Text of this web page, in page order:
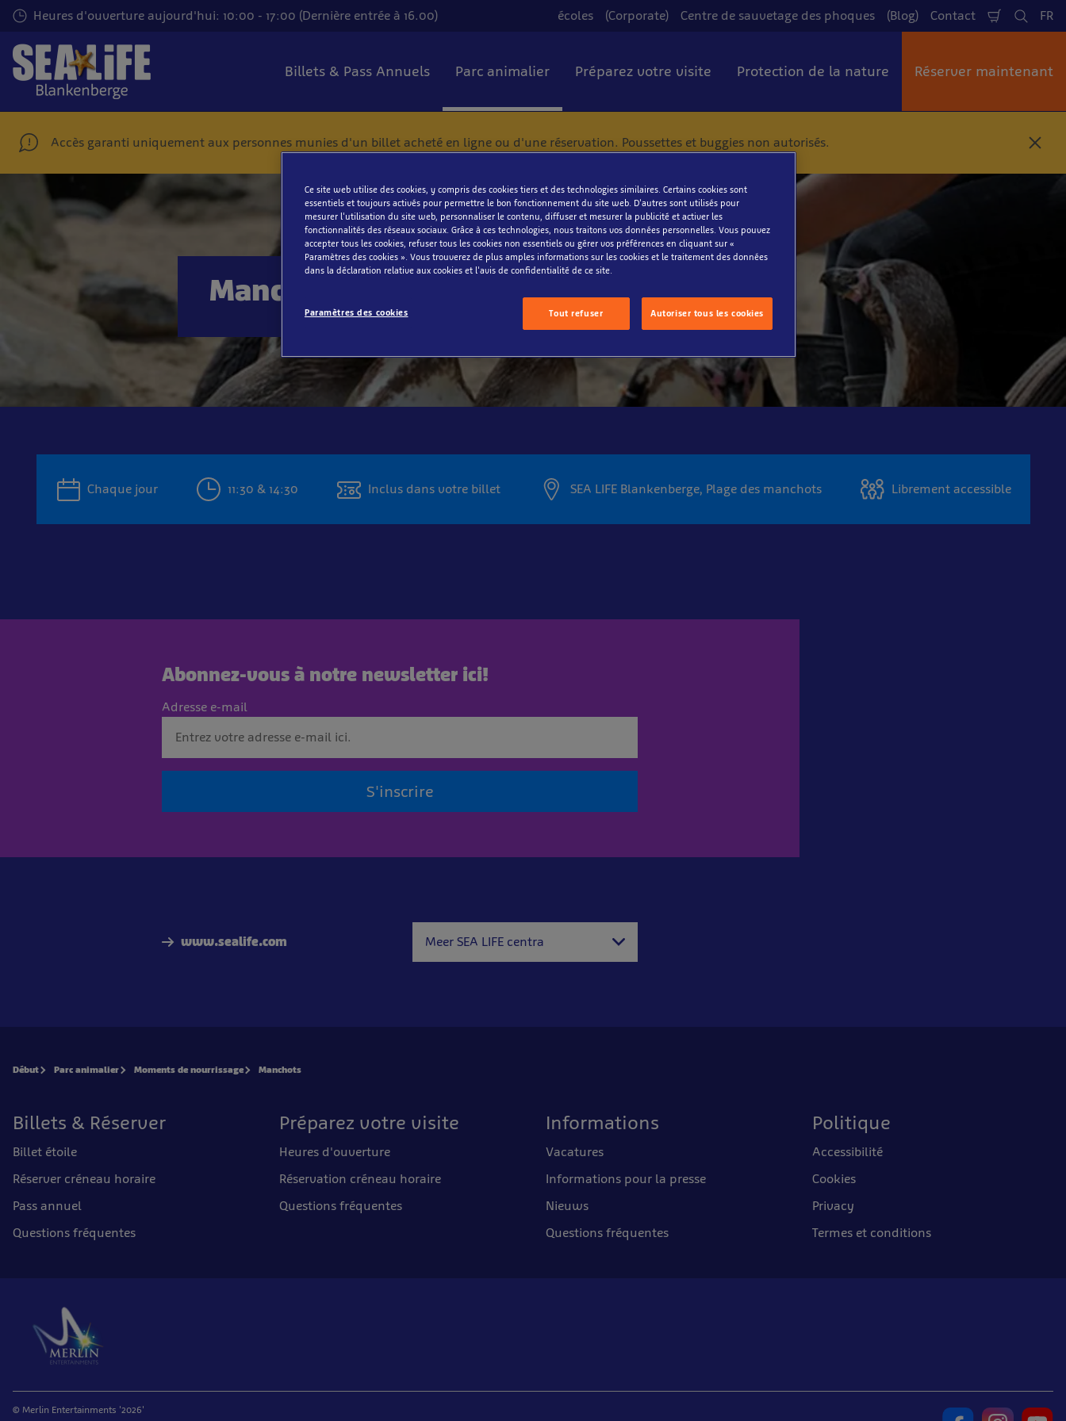
Passer
contenu
principal
Heures d'ouverture aujourd'hui: 10:00 - 17:00 (Dernière entrée à 16.00) écoles (Corporate) Centre de sauvetage des phoques (Blog) Contact Panier FR
Billets & Pass Annuels Parc animalier Préparez votre visite Protection de la nature Réserver maintenant
Accès garanti uniquement aux personnes munies d'un billet acheté en ligne ou d'une réservation. Poussettes et buggies non autorisés.
F
r
Manchots
Chaque jour 11:30 & 14:30 Inclus dans votre billet SEA LIFE Blankenberge, Plage des manchots Librement accessible
Abonnez-vous à notre newsletter ici!
Adresse e-mail
S'inscrire
www.sealife.com Meer SEA LIFE centra
Début Parc animalier Moments de nourrissage Manchots
Billets & Réserver
Billet étoile
Réserver créneau horaire
Pass annuel
Questions fréquentes
Préparez votre visite
Heures d'ouverture
Réservation créneau horaire
Questions fréquentes
Informations
Vacatures
Informations pour la presse
Nieuws
Questions fréquentes
Politique
Accessibilité
Cookies
Privacy
Termes et conditions
© Merlin Entertainments '2026'
Ce site web utilise des cookies, y compris des cookies tiers et des technologies similaires. Certains cookies sont
essentiels et toujours activés pour permettre le bon fonctionnement du site web. D'autres sont utilisés pour
mesurer l'utilisation du site web, personnaliser le contenu, diffuser et mesurer la publicité et activer les
fonctionnalités des réseaux sociaux. Grâce à ces technologies, nous traitons vos données personnelles. Vous pouvez
accepter tous les cookies, refuser tous les cookies non essentiels ou gérer vos préférences en cliquant sur «
Paramètres des cookies ». Vous trouverez de plus amples informations sur les cookies et le traitement des données
dans la déclaration relative aux cookies et l'avis de confidentialité de ce site.
Paramètres des cookies Tout refuser Autoriser tous les cookies